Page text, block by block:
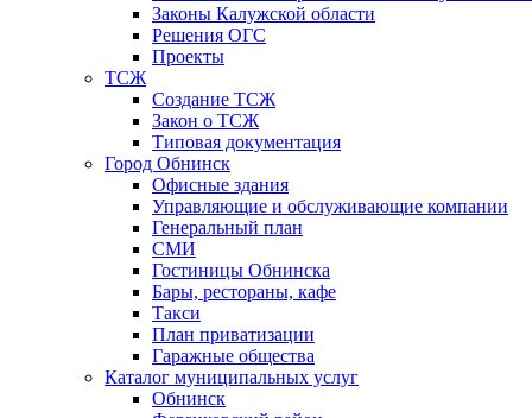
Законы Калужской области
Решения ОГС
Проекты
ТСЖ
Создание ТСЖ
Закон о ТСЖ
Типовая документация
Город Обнинск
Офисные здания
Управляющие и обслуживающие компании
Генеральный план
СМИ
Гостиницы Обнинска
Бары, рестораны, кафе
Такси
План приватизации
Гаражные общества
Каталог муниципальных услуг
Обнинск